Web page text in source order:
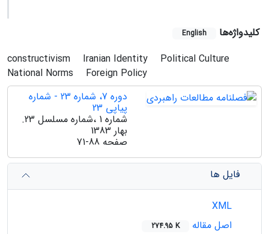
کلیدواژه‌ها English
constructivism Iranian Identity
Political Culture
National Norms
Foreign Policy
دوره 7، شماره 23 - شماره
پیاپی 23
شماره 1 ،شماره مسلسل 23.
بهار 1383
صفحه 71-88
فایل ها
اصل مقاله
274.95 K